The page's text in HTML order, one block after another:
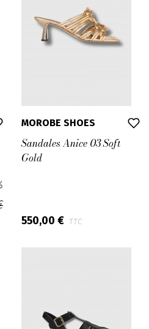
MOROBE SHOES
Sandales Anice 03 Soft
Gold
550,00 € TTC